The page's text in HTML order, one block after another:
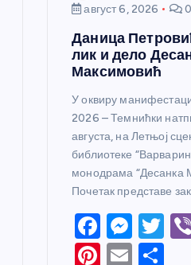
август 6, 2026
0
Даница
лик и дело
Максимовић
У оквиру
2026 – Темнићки
августа, на Летњој
библиотеке
монодрама “Десанка
Почетак представе
F
a
M
e
T
Pi E